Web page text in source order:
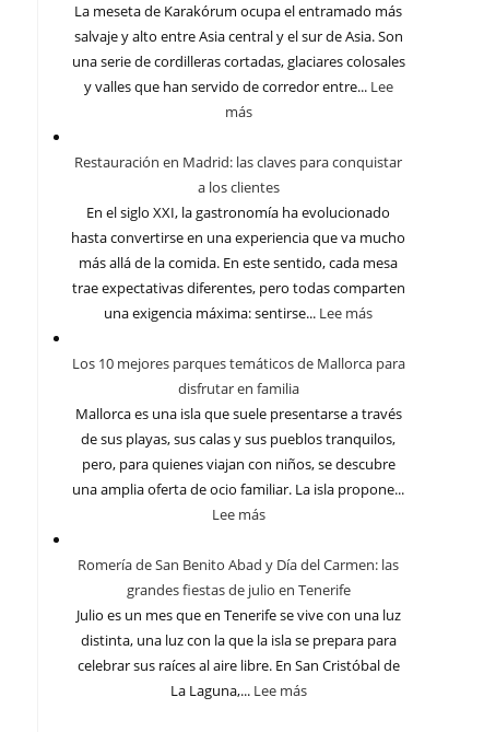
La meseta de Karakórum ocupa el entramado más
salvaje y alto entre Asia central y el sur de Asia. Son
una serie de cordilleras cortadas, glaciares colosales
y valles que han servido de corredor entre... Lee
más
Restauración en Madrid: las claves para conquistar
a los clientes
En el siglo XXI, la gastronomía ha evolucionado
hasta convertirse en una experiencia que va mucho
más allá de la comida. En este sentido, cada mesa
trae expectativas diferentes, pero todas comparten
una exigencia máxima: sentirse... Lee más
Los 10 mejores parques temáticos de Mallorca para
disfrutar en familia
Mallorca es una isla que suele presentarse a través
de sus playas, sus calas y sus pueblos tranquilos,
pero, para quienes viajan con niños, se descubre
una amplia oferta de ocio familiar. La isla propone...
Lee más
Romería de San Benito Abad y Día del Carmen: las
grandes fiestas de julio en Tenerife
Julio es un mes que en Tenerife se vive con una luz
distinta, una luz con la que la isla se prepara para
celebrar sus raíces al aire libre. En San Cristóbal de
La Laguna,... Lee más